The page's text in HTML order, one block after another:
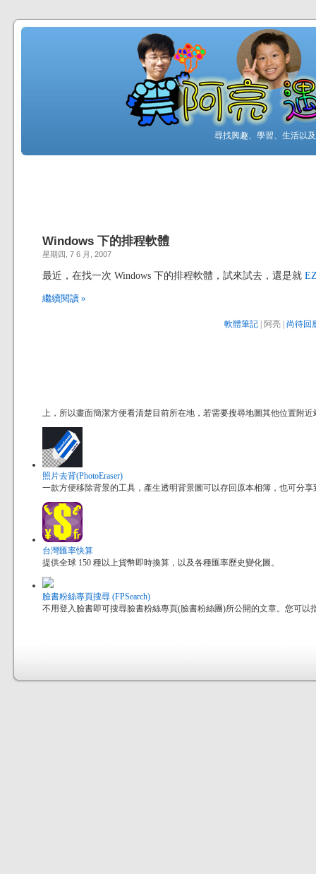
尋找興趣、學習、生活以
Windows 下的排程軟體
星期四, 7 6 月, 2007
最近，在找一次 Windows 下的排程軟體，試來試去，還是就
繼續閱讀 »
軟體筆記| 阿亮 | 尚待回
上，所以畫面簡潔方便看清楚目前所在地，若需要搜尋地圖其他位置附
照片去背(PhotoEraser)
一款方便移除背景的工具，產生透明背景圖可以存回原本相簿，也可分享
台灣匯率快算
提供全球 150 種以上貨幣即時換算，以及各種匯率歷史變化圖。
臉書粉絲專頁搜尋 (FPSearch)
不用登入臉書即可搜尋臉書粉絲專頁(臉書粉絲團)所公開的文章。您可